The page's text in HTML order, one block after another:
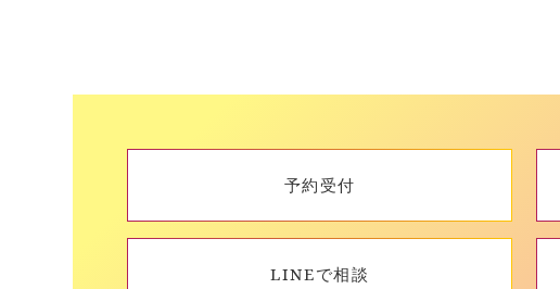
予約受付
LINEで相談